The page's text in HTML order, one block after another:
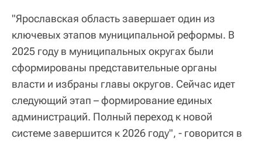
"Ярославская область завершает один из
ключевых этапов муниципальной реформы. В
2025 году в муниципальных округах были
сформированы представительные органы
власти и избраны главы округов. Сейчас идет
следующий этап – формирование единых
администраций. Полный переход к новой
системе завершится к 2026 году", - говорится в